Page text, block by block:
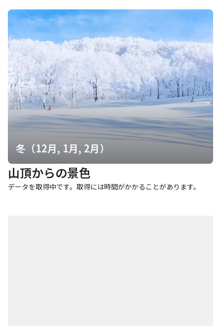
山の四天王に数えられている黒岩山を彷彿とさせる。 ゴーロ地帯
を飛石のように歩き進めると、しらびそ林の中に突入する。 ただ
でさえ南アルプスの森林限界は高く、少しでも標高を下げると一
瞬にして真っ暗な樹林帯に入ってしまう。 緩やかな樹林帯を駆け
下りて行くと、再びはいまつのハードルが出てきた。 周りの景色
はあまり見えない…早く開けたところに行きたい。 一旦ゴーロ地
帯を歩いて行くが、そこからはいよいよ目の前に笹山の本体が見
えてきた。 当然最初に攻略するのは北峰であり、通称黒河内岳と
も呼ばれている。 ゴーロ地帯を離れて再び森の中に入ると、やや
トラバース気味に急登が出てきた。 これさえ終わればほぼ登りは
ないが、それでもやはり足がもつれてかなりきつい。 樹林帯の急
登を越え、短いがれ場を歩き続けるとようやく黒河内岳に着い
くはなかった。 黒河内岳を後にして、いよいよ笹山を目指す。 距
離的にはかなり近く、樹林帯に一旦入って緩やかなざれた坂を登
り返すと行くことができる。 そうきて歩き続け、登り始めてから7
時間半ほど経った頃遂に笹山の山頂にたどり着いた。 木々に覆わ
れた山頂であり、皇海山の如く殺風景な世界だった。 笹山にてお
冬（12月, 1月, 2月）
山頂からの景色
データを取得中です。取得には時間がかかることがあります。